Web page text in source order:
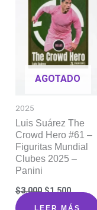
AGOTADO
2025
Luis Suárez The
Crowd Hero #61 –
Figuritas Mundial
Clubes 2025 –
Panini
$3.000 El
original
$1.500El
precio
actual
LEER MÁS